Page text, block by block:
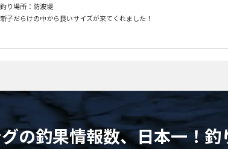
釣り場所：防波堤
新子だらけの中から良いサイズが来てくれました！
の釣果情報数、日本一！ 釣